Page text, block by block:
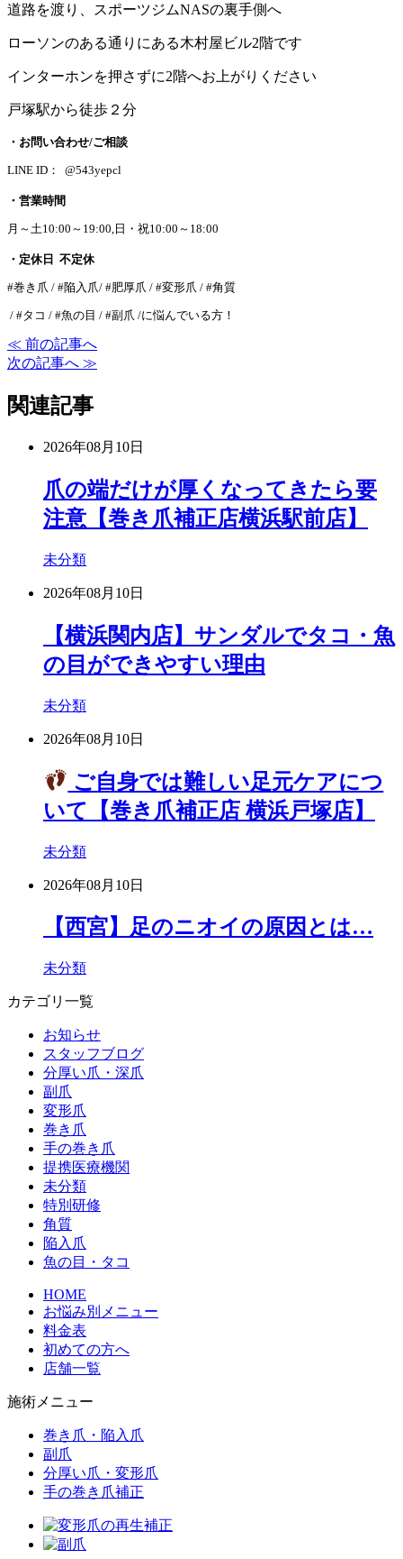
道路を渡り、スポーツジムNASの裏手側へ
ローソンのある通りにある木村屋ビル2階です
インターホンを押さずに2階へお上がりください
戸塚駅から徒歩２分
・お問い合わせ/ご相談
LINE ID： @543yepcl
・営業時間
月～土10:00～19:00,日・祝10:00～18:00
・定休日 不定休
#巻き爪 / #陥入爪/ #肥厚爪 / #変形爪 / #角質
/ #タコ / #魚の目 / #副爪 /に悩んでいる方！
≪ 前の記事へ
次の記事へ ≫
関連記事
2026年08月10日
爪の端だけが厚くなってきたら要
注意【巻き爪補正店横浜駅前店】
未分類
2026年08月10日
【横浜関内店】サンダルでタコ・魚
の目ができやすい理由
未分類
2026年08月10日
ご自身では難しい足元ケアにつ
いて【巻き爪補正店 横浜戸塚店】
未分類
2026年08月10日
【西宮】足のニオイの原因とは…
未分類
カテゴリ一覧
お知らせ
スタッフブログ
分厚い爪・深爪
副爪
変形爪
巻き爪
手の巻き爪
提携医療機関
未分類
特別研修
角質
陥入爪
魚の目・タコ
HOME
お悩み別メニュー
料金表
初めての方へ
店舗一覧
施術メニュー
巻き爪・陥入爪
副爪
分厚い爪・変形爪
手の巻き爪補正